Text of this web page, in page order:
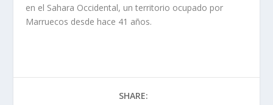
en el Sahara Occidental, un territorio ocupado por
Marruecos desde hace 41 años.
SHARE: